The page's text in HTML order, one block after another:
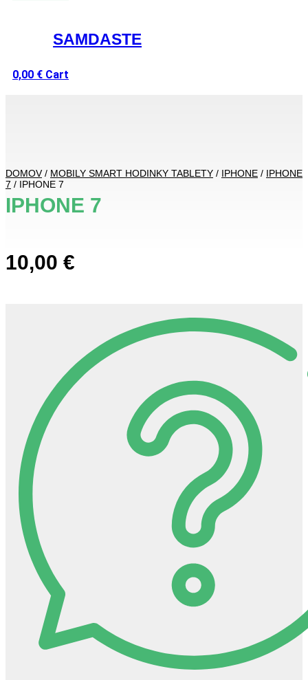
SAMDASTE
0,00 € Cart
DOMOV/ MOBILY SMART HODINKY TABLETY / IPHONE / IPHONE
7 / IPHONE 7
IPHONE 7
10,00 €